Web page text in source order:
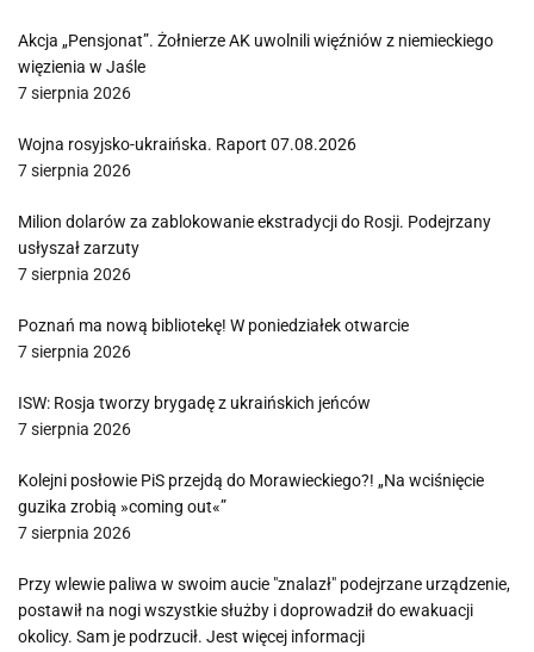
Akcja „Pensjonat”. Żołnierze AK uwolnili więźniów z niemieckiego
więzienia w Jaśle
7 sierpnia 2026
Wojna rosyjsko-ukraińska. Raport 07.08.2026
7 sierpnia 2026
Milion dolarów za zablokowanie ekstradycji do Rosji. Podejrzany
usłyszał zarzuty
7 sierpnia 2026
Poznań ma nową bibliotekę! W poniedziałek otwarcie
7 sierpnia 2026
ISW: Rosja tworzy brygadę z ukraińskich jeńców
7 sierpnia 2026
Kolejni posłowie PiS przejdą do Morawieckiego?! „Na wciśnięcie
guzika zrobią »coming out«”
7 sierpnia 2026
Przy wlewie paliwa w swoim aucie "znalazł" podejrzane urządzenie,
postawił na nogi wszystkie służby i doprowadził do ewakuacji
okolicy. Sam je podrzucił. Jest więcej informacji